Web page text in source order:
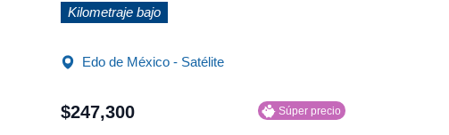
Kilometraje bajo
Edo de México - Satélite
$247,300 Súper precio